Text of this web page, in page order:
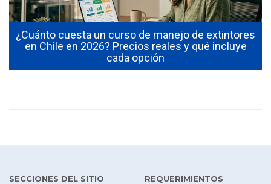
¿Cuánto cuesta un curso de manejo de extintores
en Chile en 2026? Precios reales y qué incluye
cada opción
SECCIONES DEL SITIO REQUERIMIENTOS